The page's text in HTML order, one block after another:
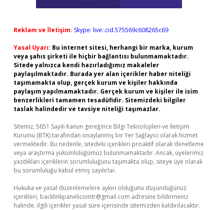
Reklam ve İletişim: Skype: live:.cid.575569c608265c69
Yasal Uyarı: Bu internet sitesi, herhangi bir marka, kurum
veya şahıs şirketi ile hiçbir bağlantısı bulunmamaktadır.
Sitede yalnızca kendi hazırladığımız makaleler
paylaşılmaktadır. Burada yer alan içerikler haber niteliği
taşımamakta olup, gerçek kurum ve kişiler hakkında
paylaşım yapılmamaktadır. Gerçek kurum ve kişiler ile isim
benzerlikleri tamamen tesadüfidir. Sitemizdeki bilgiler
taslak halindedir ve tavsiye niteliği taşımazlar.
Sitemiz, 5651 Sayılı Kanun gereğince Bilgi Teknolojileri ve İletişim
Kurumu (BTK) tarafından onaylanmış bir Yer Sağlayıcı olarak hizmet
vermektedir. Bu nedenle, sitedeki içerikleri proaktif olarak denetleme
veya araştırma yükümlülüğümüz bulunmamaktadır. Ancak, üyelerimiz
yazdıkları içeriklerin sorumluluğunu taşımakta olup, siteye üye olarak
bu sorumluluğu kabul etmiş sayılırlar.
Hukuka ve yasal düzenlemelere aykırı olduğunu düşündüğünüz
içerikleri, backlinkpanelicomtr@gmail.com adresine bildirmeniz
halinde, ilgili içerikler yasal süre içerisinde sitemizden kaldırılacaktır.